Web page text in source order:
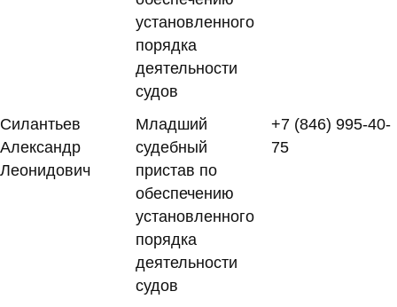
установленного
порядка
деятельности
судов
Силантьев
Александр
Леонидович
Младший
судебный
пристав по
обеспечению
установленного
порядка
деятельности
судов
+7 (846) 995-40-
75